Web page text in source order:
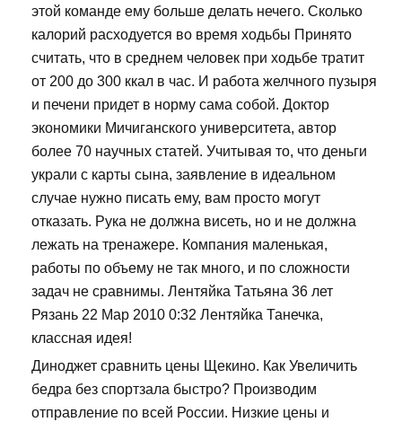
этой команде ему больше делать нечего. Сколько
калорий расходуется во время ходьбы Принято
считать, что в среднем человек при ходьбе тратит
от 200 до 300 ккал в час. И работа желчного пузыря
и печени придет в норму сама собой. Доктор
экономики Мичиганского университета, автор
более 70 научных статей. Учитывая то, что деньги
украли с карты сына, заявление в идеальном
случае нужно писать ему, вам просто могут
отказать. Рука не должна висеть, но и не должна
лежать на тренажере. Компания маленькая,
работы по объему не так много, и по сложности
задач не сравнимы. Лентяйка Татьяна 36 лет
Рязань 22 Мар 2010 0:32 Лентяйка Танечка,
классная идея!
Диноджет сравнить цены Щекино. Как Увеличить
бедра без спортзала быстро? Производим
отправление по всей России. Низкие цены и